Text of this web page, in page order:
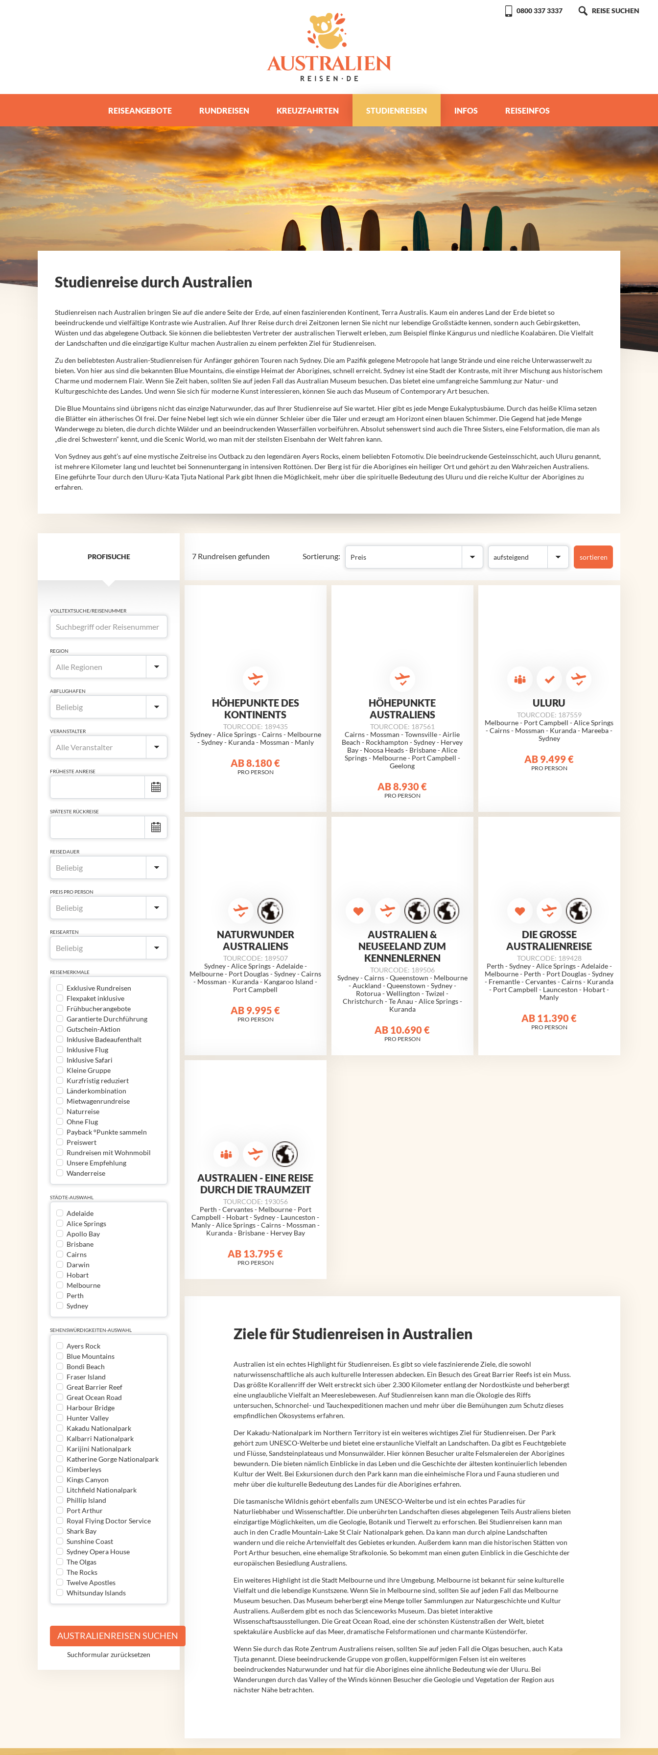
0800 337 3337 REISE SUCHEN
REISEANGEBOTE RUNDREISEN KREUZFAHRTEN STUDIENREISEN INFOS REISEINFOS
Studienreise durch Australien
Studienreisen nach Australien bringen Sie auf die andere Seite der Erde, auf einen faszinierenden Kontinent, Terra Australis. Kaum ein anderes Land der Erde bietet so
beeindruckende und vielfältige Kontraste wie Australien. Auf Ihrer Reise durch drei Zeitzonen lernen Sie nicht nur lebendige Großstädte kennen, sondern auch Gebirgsketten,
Wüsten und das abgelegene Outback. Sie können die beliebtesten Vertreter der australischen Tierwelt erleben, zum Beispiel flinke Kängurus und niedliche Koalabären. Die Vielfalt
der Landschaften und die einzigartige Kultur machen Australien zu einem perfekten Ziel für Studienreisen.
Zu den beliebtesten Australien-Studienreisen für Anfänger gehören Touren nach Sydney. Die am Pazifik gelegene Metropole hat lange Strände und eine reiche Unterwasserwelt zu
bieten. Von hier aus sind die bekannten Blue Mountains, die einstige Heimat der Aborigines, schnell erreicht. Sydney ist eine Stadt der Kontraste, mit ihrer Mischung aus historischem
Charme und modernem Flair. Wenn Sie Zeit haben, sollten Sie auf jeden Fall das Australian Museum besuchen. Das bietet eine umfangreiche Sammlung zur Natur- und
Kulturgeschichte des Landes. Und wenn Sie sich für moderne Kunst interessieren, können Sie auch das Museum of Contemporary Art besuchen.
Die Blue Mountains sind übrigens nicht das einzige Naturwunder, das auf Ihrer Studienreise auf Sie wartet. Hier gibt es jede Menge Eukalyptusbäume. Durch das heiße Klima setzen
die Blätter ein ätherisches Öl frei. Der feine Nebel legt sich wie ein dünner Schleier über die Täler und erzeugt am Horizont einen blauen Schimmer. Die Gegend hat jede Menge
Wanderwege zu bieten, die durch dichte Wälder und an beeindruckenden Wasserfällen vorbeiführen. Absolut sehenswert sind auch die Three Sisters, eine Felsformation, die man als
„die drei Schwestern“ kennt, und die Scenic World, wo man mit der steilsten Eisenbahn der Welt fahren kann.
Von Sydney aus geht’s auf eine mystische Zeitreise ins Outback zu den legendären Ayers Rocks, einem beliebten Fotomotiv. Die beeindruckende Gesteinsschicht, auch Uluru genannt,
ist mehrere Kilometer lang und leuchtet bei Sonnenuntergang in intensiven Rottönen. Der Berg ist für die Aborigines ein heiliger Ort und gehört zu den Wahrzeichen Australiens.
Eine geführte Tour durch den Uluru-Kata Tjuta National Park gibt Ihnen die Möglichkeit, mehr über die spirituelle Bedeutung des Uluru und die reiche Kultur der Aborigines zu
erfahren.
Sortierung:
7 Rundreisen gefunden
HÖHEPUNKTE DES
KONTINENTS
TOURCODE: 189435
Sydney - Alice Springs - Cairns - Melbourne
- Sydney - Kuranda - Mossman - Manly
AB8.180 €
PRO PERSON
HÖHEPUNKTE
AUSTRALIENS
TOURCODE: 187561
Cairns - Mossman - Townsville - Airlie
Beach - Rockhampton - Sydney - Hervey
Bay - Noosa Heads - Brisbane - Alice
Springs - Melbourne - Port Campbell -
Geelong
AB8.930 €
PRO PERSON
ULURU
TOURCODE: 187559
Melbourne - Port Campbell - Alice Springs
- Cairns - Mossman - Kuranda - Mareeba -
Sydney
AB 9.499 €
PRO PERSON
NATURWUNDER
AUSTRALIENS
TOURCODE: 189507
Sydney - Alice Springs - Adelaide -
Melbourne - Port Douglas - Sydney - Cairns
- Mossman - Kuranda - Kangaroo Island -
Port Campbell
AB 9.995 €
PRO PERSON
AUSTRALIEN &
NEUSEELAND ZUM
KENNENLERNEN
TOURCODE: 189506
Sydney - Cairns - Queenstown - Melbourne
- Auckland - Queenstown - Sydney -
Rotorua - Wellington - Twizel -
Christchurch - Te Anau - Alice Springs -
Kuranda
AB 10.690 €
PRO PERSON
DIE GROSSE A
USTRALIENREISE
TOURCODE: 189428
Perth - Sydney - Alice Springs - Adelaide -
Melbourne - Perth - Port Douglas - Sydney
- Fremantle - Cervantes - Cairns - Kuranda
- Port Campbell - Launceston - Hobart -
Manly
AB 11.390 €
PRO PERSON
AUSTRALIEN - EINE REISE
DURCH DIE TRAUMZEIT
TOURCODE: 193056
Perth - Cervantes - Melbourne - Port
Campbell - Hobart - Sydney - Launceston -
Manly - Alice Springs - Cairns - Mossman -
Kuranda - Brisbane - Hervey Bay
AB 13.795 €
PRO PERSON
Ziele für Studienreisen in Australien
Australien ist ein echtes Highlight für Studienreisen. Es gibt so viele faszinierende Ziele, die sowohl
naturwissenschaftliche als auch kulturelle Interessen abdecken. Ein Besuch des Great Barrier Reefs ist ein Muss.
Das größte Korallenriff der Welt erstreckt sich über 2.300 Kilometer entlang der Nordostküste und beherbergt
eine unglaubliche Vielfalt an Meereslebewesen. Auf Studienreisen kann man die Ökologie des Riffs
untersuchen, Schnorchel- und Tauchexpeditionen machen und mehr über die Bemühungen zum Schutz dieses
empfindlichen Ökosystems erfahren.
Der Kakadu-Nationalpark im Northern Territory ist ein weiteres wichtiges Ziel für Studienreisen. Der Park
gehört zum UNESCO-Welterbe und bietet eine erstaunliche Vielfalt an Landschaften. Da gibt es Feuchtgebiete
und Flüsse, Sandsteinplateaus und Monsunwälder. Hier können Besucher uralte Felsmalereien der Aborigines
bewundern. Die bieten nämlich Einblicke in das Leben und die Geschichte der ältesten kontinuierlich lebenden
Kultur der Welt. Bei Exkursionen durch den Park kann man die einheimische Flora und Fauna studieren und
mehr über die kulturelle Bedeutung des Landes für die Aborigines erfahren.
Die tasmanische Wildnis gehört ebenfalls zum UNESCO-Welterbe und ist ein echtes Paradies für
Naturliebhaber und Wissenschaftler. Die unberührten Landschaften dieses abgelegenen Teils Australiens bieten
einzigartige Möglichkeiten, um die Geologie, Botanik und Tierwelt zu erforschen. Bei Studienreisen kann man
auch in den Cradle Mountain-Lake St Clair Nationalpark gehen. Da kann man durch alpine Landschaften
wandern und die reiche Artenvielfalt des Gebietes erkunden. Außerdem kann man die historischen Stätten von
Port Arthur besuchen, eine ehemalige Strafkolonie. So bekommt man einen guten Einblick in die Geschichte der
europäischen Besiedlung Australiens.
Ein weiteres Highlight ist die Stadt Melbourne und ihre Umgebung. Melbourne ist bekannt für seine kulturelle
Vielfalt und die lebendige Kunstszene. Wenn Sie in Melbourne sind, sollten Sie auf jeden Fall das Melbourne
Museum besuchen. Das Museum beherbergt eine Menge toller Sammlungen zur Naturgeschichte und Kultur
Australiens. Außerdem gibt es noch das Scienceworks Museum. Das bietet interaktive
Wissenschaftsausstellungen. Die Great Ocean Road, eine der schönsten Küstenstraßen der Welt, bietet
spektakuläre Ausblicke auf das Meer, dramatische Felsformationen und charmante Küstendörfer.
Wenn Sie durch das Rote Zentrum Australiens reisen, sollten Sie auf jeden Fall die Olgas besuchen, auch Kata
Tjuta genannt. Diese beeindruckende Gruppe von großen, kuppelförmigen Felsen ist ein weiteres
beeindruckendes Naturwunder und hat für die Aborigines eine ähnliche Bedeutung wie der Uluru. Bei
Wanderungen durch das Valley of the Winds können Besucher die Geologie und Vegetation der Region aus
nächster Nähe betrachten.
PROFISUCHE
VOLLTEXTSUCHE/REISENUMMER
REGION
ABFLUGHAFEN
VERANSTALTER
FRÜHESTE ANREISE
SPÄTESTE RÜCKREISE
REISEDAUER
PREIS PRO PERSON
REISEARTEN
REISEMERKMALE
Exklusive Rundreisen
Flexpaket inklusive
Frühbucherangebote
Garantierte Durchführung
Gutschein-Aktion
Inklusive Badeaufenthalt
Inklusive Flug
Inklusive Safari
Kleine Gruppe
Kurzfristig reduziert
Länderkombination
Mietwagenrundreise
Naturreise
Ohne Flug
Payback °Punkte sammeln
Preiswert
Rundreisen mit Wohnmobil
Unsere Empfehlung
Wanderreise
STÄDTE-AUSWAHL
Adelaide
Alice Springs
Apollo Bay
Brisbane
Cairns
Darwin
Hobart
Melbourne
Perth
Sydney
SEHENSWÜRDIGKEITEN-AUSWAHL
Ayers Rock
Blue Mountains
Bondi Beach
Fraser Island
Great Barrier Reef
Great Ocean Road
Harbour Bridge
Hunter Valley
Kakadu Nationalpark
Kalbarri Nationalpark
Karijini Nationalpark
Katherine Gorge Nationalpark
Kimberleys
Kings Canyon
Litchfield Nationalpark
Phillip Island
Port Arthur
Royal Flying Doctor Service
Shark Bay
Sunshine Coast
Sydney Opera House
The Olgas
The Rocks
Twelve Apostles
Whitsunday Islands
AUSTRALIENREISEN SUCHEN
Suchformular zurücksetzen